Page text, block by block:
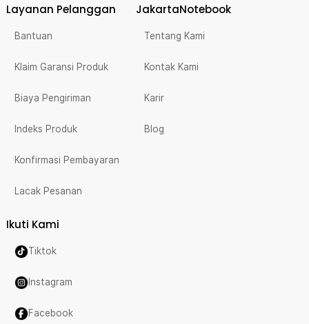
Layanan Pelanggan
Bantuan
Klaim Garansi Produk
Biaya Pengiriman
Indeks Produk
Konfirmasi Pembayaran
Lacak Pesanan
JakartaNotebook
Tentang Kami
Kontak Kami
Karir
Blog
Ikuti Kami
Tiktok
Instagram
Facebook